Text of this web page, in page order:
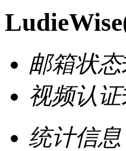
LudieWise
邮箱状态
视频认证
统计信息